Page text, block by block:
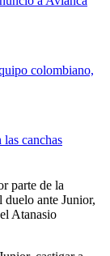
colombiano,
canchas
parte de la
duelo ante Junior,
Atanasio